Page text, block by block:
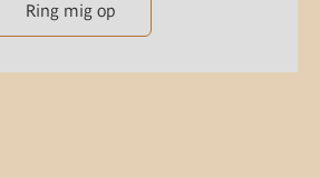
Ring mig op